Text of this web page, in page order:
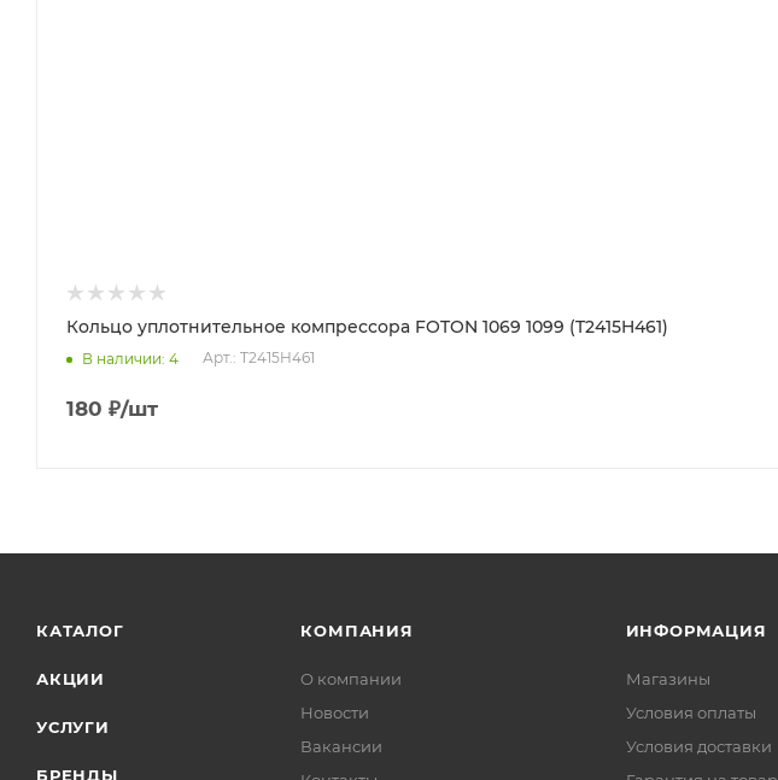
Кольцо уплотнительное компрессора FOTON 1069 1099 (T2415H461)
В наличии: 4 Арт.: T2415H461
180 ₽/шт
КАТАЛОГ
АКЦИИ
УСЛУГИ
БРЕНДЫ
КОМПАНИЯ
О компании
Новости
Вакансии
ИНФОРМАЦИЯ
Магазины
Условия оплаты
Условия доставки